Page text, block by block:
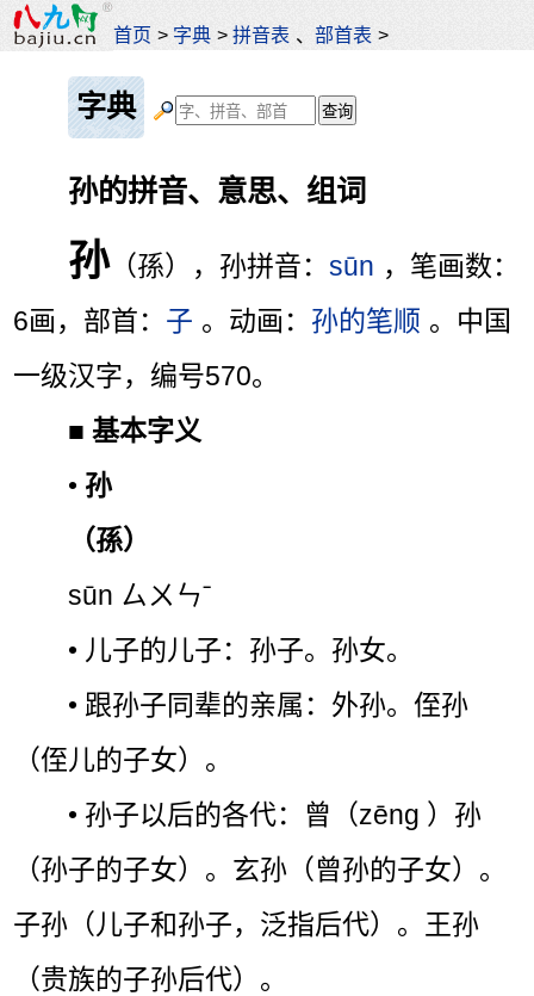
首页 > 字典 >拼音表 、部首表 >
字典
孙的拼音、意思、组词
孙（孫），孙拼音：sūn ，笔画数：
6画，部首： 子 。动画： 孙的笔顺 。中国
一级汉字，编号570。
■基本字义
• 孙
（孫）
sūn ㄙㄨㄣˉ
• 儿子的儿子：孙子。孙女。
• 跟孙子同辈的亲属：外孙。侄孙
（侄儿的子女）。
• 孙子以后的各代：曾（zēng ）孙
（孙子的子女）。玄孙（曾孙的子女）。
子孙（儿子和孙子，泛指后代）。王孙
（贵族的子孙后代）。